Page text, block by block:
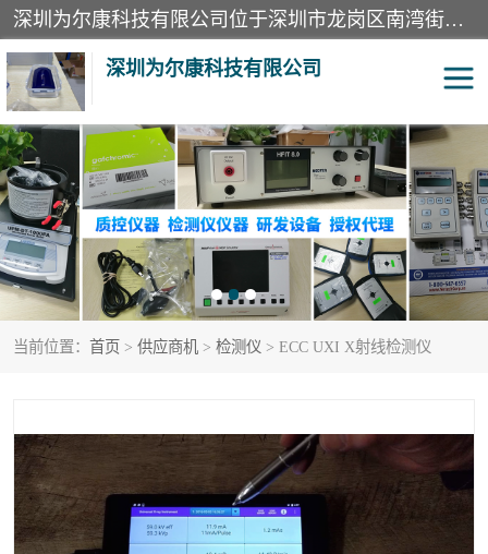
深圳为尔康科技有限公司位于深圳市龙岗区南湾街道。经营范围包括：计算机网络技术开发、技术转让、技术咨询、技术服务；一类医疗器械、通讯设备、机械设备、五金产品、电器产品的销售；二类、三类医疗器械的销售等；主要产品有：无创血压模拟仪、气体检测仪、检测仪、bms1x射线胶片、输液泵分析仪、呼吸机分析仪、心电图机测试仪等产品。
深圳为尔康科技有限公司
当前位置： 首页 > 供应商机 > 检测仪 > ECC UXI X射线检测仪
教学模型 实验室器材
模拟器 无创血压模拟仪
测试卡 检测仪
X射线检测仪 声功率计
血透机分析仪 电气分析仪
输液泵分析仪 X射线分析仪